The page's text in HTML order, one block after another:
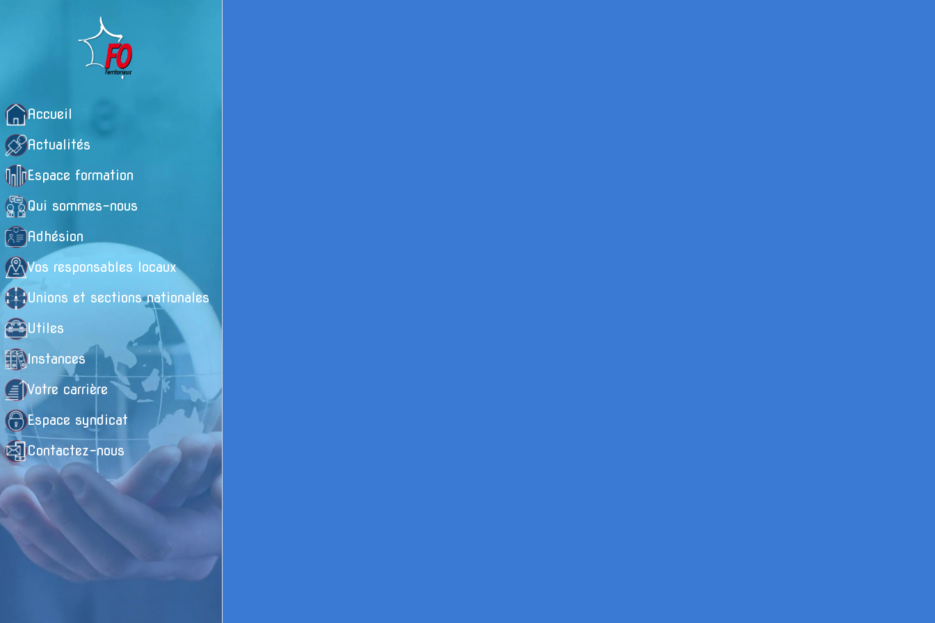
Accueil
Actualités
Espace formation
Qui sommes-nous
Adhésion
Vos responsables locaux
Unions et sections nationales
Utiles
Instances
Votre carrière
Espace syndicat
Contactez-nous